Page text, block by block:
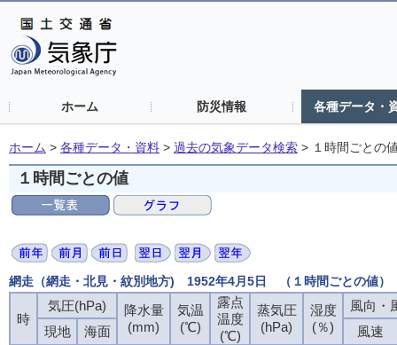
ホーム 防災情報 各種データ・
ホーム > 各種データ・資料 > 過去の気象データ検索 > １時間ごとの
１時間ごとの値
網走（網走・北見・紋別地方) 1952年4月5日 （１時間ごとの値）
時
気圧(hPa)
降水量
(mm)
気温
(℃)
露点
温度
(℃)
蒸気圧
(hPa)
湿度
(％)
風向・
現地
海面
風速